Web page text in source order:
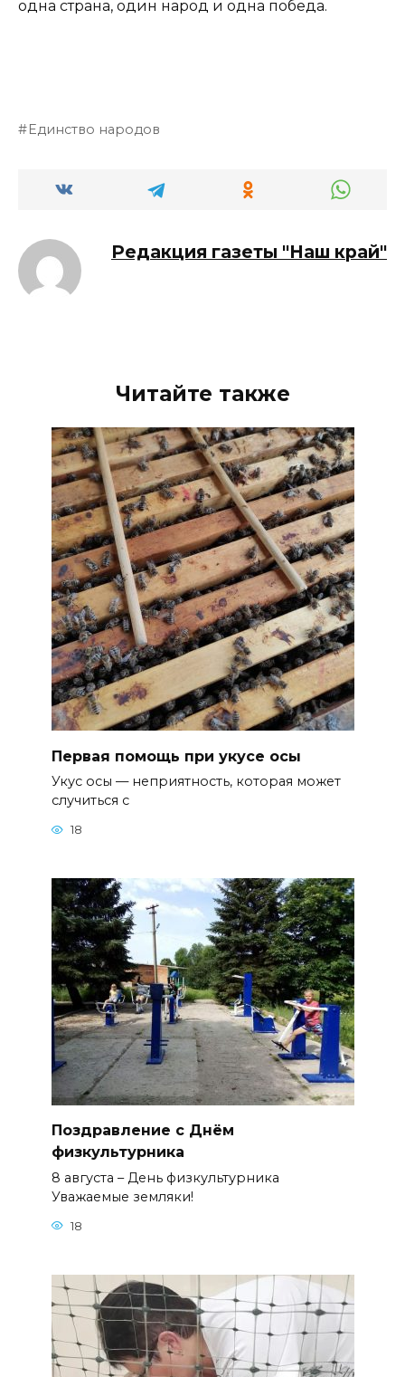
одна страна, один народ и одна победа.
Единство народов
Редакция газеты "Наш край"
Читайте также
Первая помощь при укусе осы
Укус осы — неприятность, которая может
случиться с
18
Поздравление с Днём
физкультурника
8 августа – День физкультурника
Уважаемые земляки!
18